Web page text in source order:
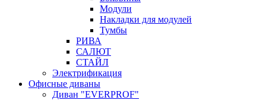
Модули
Накладки для модулей
Тумбы
РИВА
САЛЮТ
СТАЙЛ
Электрификация
Офисные диваны
Диван "EVERPROF"